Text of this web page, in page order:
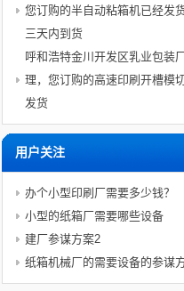
您订购的半自动粘箱机已经发
三天内到货
呼和浩特金川开发区乳业包装
理，您订购的高速印刷开槽模
发货
用户关注
办个小型印刷厂需要多少钱？
小型的纸箱厂需要哪些设备
建厂参谋方案2
纸箱机械厂的需要设备的参谋